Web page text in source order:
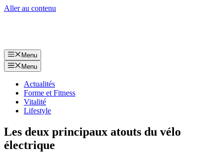
Aller au contenu
Menu
Menu
Actualités
Forme et Fitness
Vitalité
Lifestyle
Les deux principaux atouts du vélo
électrique